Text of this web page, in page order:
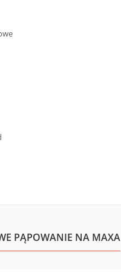
PĄPOWANIE NA MAXA